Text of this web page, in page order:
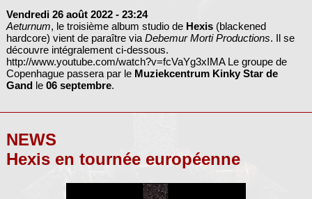
Vendredi 26 août 2022 - 23:24
Aeturnum, le troisième album studio de Hexis(blackened
hardcore) vient de paraître via Debemur Morti Productions. Il se
découvre intégralement ci-dessous.
http://www.youtube.com/watch?v=fcVaYg3xIMALe groupe de
Copenhague passera par le Muziekcentrum Kinky Star de
Gandle 06 septembre.
NEWS
Hexis en tournée européenne